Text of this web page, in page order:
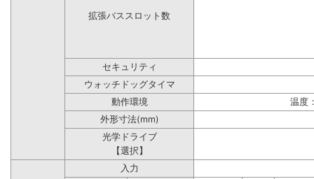
拡張バススロット数
セキュリティ
ウォッチドッグタイマ
動作環境
温度
外形寸法(mm)
光学ドライブ
【選択】
入力